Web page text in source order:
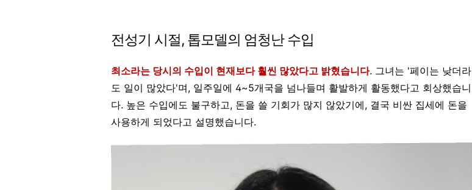
전성기 시절, 톱모델의 엄청난 수입
최소라는 당시의 수입이 현재보다 훨씬 많았다고 밝혔습니다. 그녀는 '페이는 낮더라
도 일이 많았다'며, 일주일에 4~5개국을 넘나들며 활발하게 활동했다고 회상했습니
다. 높은 수입에도 불구하고, 돈을 쓸 기회가 많지 않았기에, 결국 비싼 집세에 돈을
사용하게 되었다고 설명했습니다.